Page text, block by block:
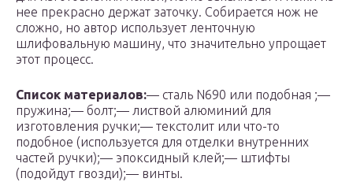
нее прекрасно держат заточку. Собирается нож не
сложно, но автор использует ленточную
шлифовальную машину, что значительно упрощает
этот процесс.
Список материалов:— сталь N690 или подобная ;—
пружина;— болт;— листвой алюминий для
изготовления ручки;— текстолит или что-то
подобное (используется для отделки внутренних
частей ручки);— эпоксидный клей;— штифты
(подойдут гвозди);— винты.